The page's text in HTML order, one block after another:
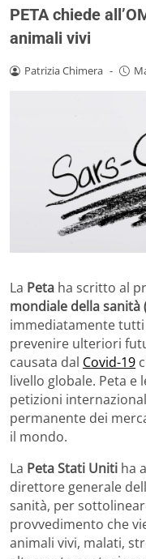
PETA chiede
animali vivi
Patrizia Chimera -
La Peta ha scritto al
mondiale della sanità
immediatamente
prevenire ulteriori
causata dal Covid-19
livello globale. Peta e
petizioni
permanente dei
il mondo.
La Peta Stati Uniti ha
direttore generale
sanità, per
provvedimento che
animali vivi, malati,